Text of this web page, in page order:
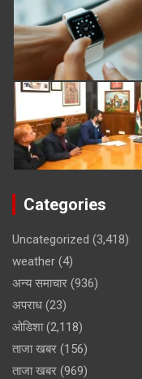
Categories
Uncategorized (3,418)
weather (4)
अन्य समाचार (936)
अपराध (23)
ओडिशा(2,118)
ताजा खबर (156)
ताजा खबर (969)